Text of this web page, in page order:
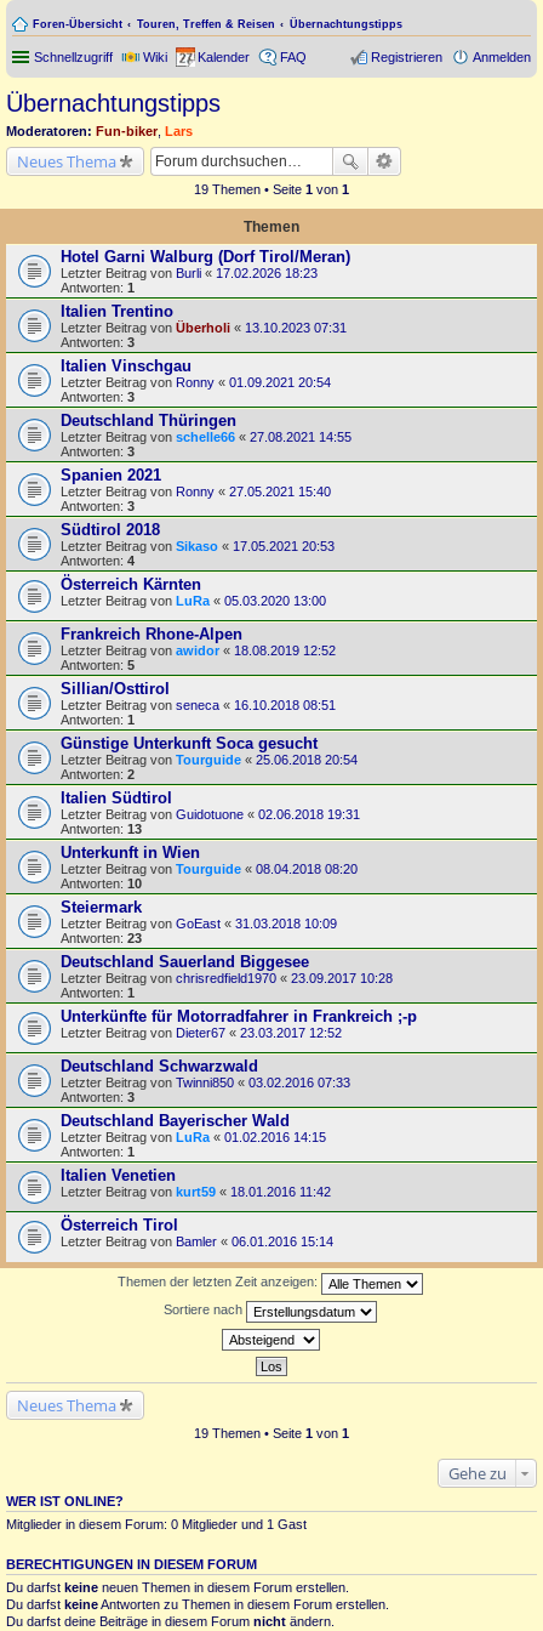
Foren-Übersicht Touren, Treffen & Reisen Übernachtungstipps
Schnellzugriff Wiki Kalender FAQ Anmelden
Registrieren
Übernachtungstipps
Moderatoren: Fun-biker, Lars
Neues Thema
19 Themen • Seite 1 von 1
Themen
Hotel Garni Walburg (Dorf Tirol/Meran)
Letzter Beitrag von Burli « 17.02.2026 18:23
Antworten: 1
Italien Trentino
Letzter Beitrag von Überholi « 13.10.2023 07:31
Antworten: 3
Italien Vinschgau
Letzter Beitrag von Ronny « 01.09.2021 20:54
Antworten: 3
Deutschland Thüringen
Letzter Beitrag von schelle66 « 27.08.2021 14:55
Antworten: 3
Spanien 2021
Letzter Beitrag von Ronny « 27.05.2021 15:40
Antworten: 3
Südtirol 2018
Letzter Beitrag von Sikaso « 17.05.2021 20:53
Antworten: 4
Österreich Kärnten
Letzter Beitrag von LuRa « 05.03.2020 13:00
Frankreich Rhone-Alpen
Letzter Beitrag von awidor « 18.08.2019 12:52
Antworten: 5
Sillian/Osttirol
Letzter Beitrag von seneca « 16.10.2018 08:51
Antworten: 1
Günstige Unterkunft Soca gesucht
Letzter Beitrag von Tourguide « 25.06.2018 20:54
Antworten: 2
Italien Südtirol
Letzter Beitrag von Guidotuone « 02.06.2018 19:31
Antworten: 13
Unterkunft in Wien
Letzter Beitrag von Tourguide « 08.04.2018 08:20
Antworten: 10
Steiermark
Letzter Beitrag von GoEast « 31.03.2018 10:09
Antworten: 23
Deutschland Sauerland Biggesee
Letzter Beitrag von chrisredfield1970 « 23.09.2017 10:28
Antworten: 1
Unterkünfte für Motorradfahrer in Frankreich ;-p
Letzter Beitrag von Dieter67 « 23.03.2017 12:52
Deutschland Schwarzwald
Letzter Beitrag von Twinni850 « 03.02.2016 07:33
Antworten: 3
Deutschland Bayerischer Wald
Letzter Beitrag von LuRa « 01.02.2016 14:15
Antworten: 1
Italien Venetien
Letzter Beitrag von kurt59 « 18.01.2016 11:42
Österreich Tirol
Letzter Beitrag von Bamler « 06.01.2016 15:14
Themen der letzten Zeit anzeigen:
Sortiere nach
Neues Thema
19 Themen • Seite 1 von 1
Gehe zu
WER IST ONLINE?
Mitglieder in diesem Forum: 0 Mitglieder und 1 Gast
BERECHTIGUNGEN IN DIESEM FORUM
Du darfst keine neuen Themen in diesem Forum erstellen.
Du darfst keineAntworten zu Themen in diesem Forum erstellen.
Du darfst deine Beiträge in diesem Forum nicht ändern.